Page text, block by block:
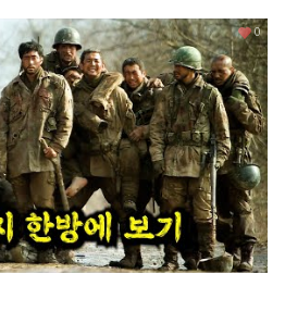
0